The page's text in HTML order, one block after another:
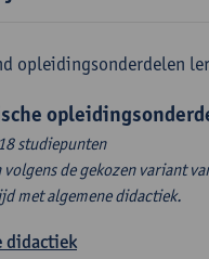
opleidingsonderdelen
studiepunten
volgens de gekozen variant
met algemene didactiek.
didactiek